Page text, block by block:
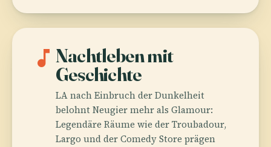
music_note Nachtleben mit
Geschichte
LA nach Einbruch der Dunkelheit
belohnt Neugier mehr als Glamour:
Legendäre Räume wie der Troubadour,
Largo und der Comedy Store prägen